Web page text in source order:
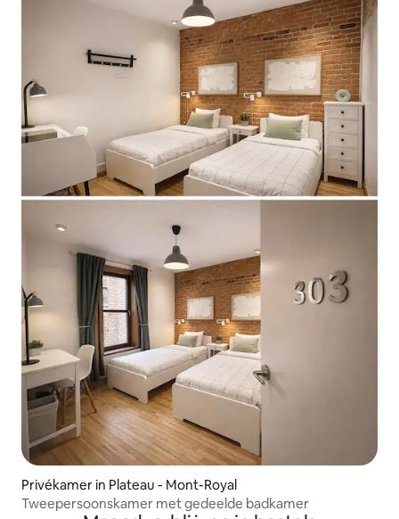
Privékamer in Plateau - Mont-Royal
Tweepersoonskamer met gedeelde badkamer